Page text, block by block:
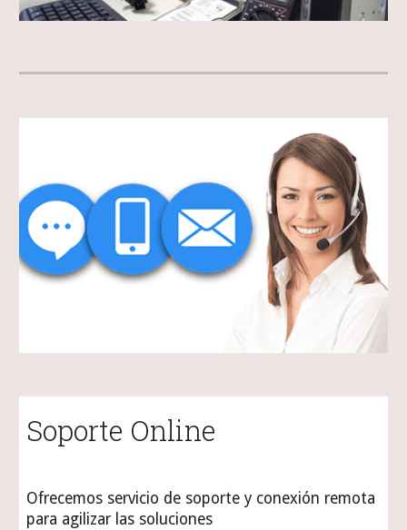
Soporte Online
Ofrecemos servicio de soporte y conexión remota
para agilizar las soluciones